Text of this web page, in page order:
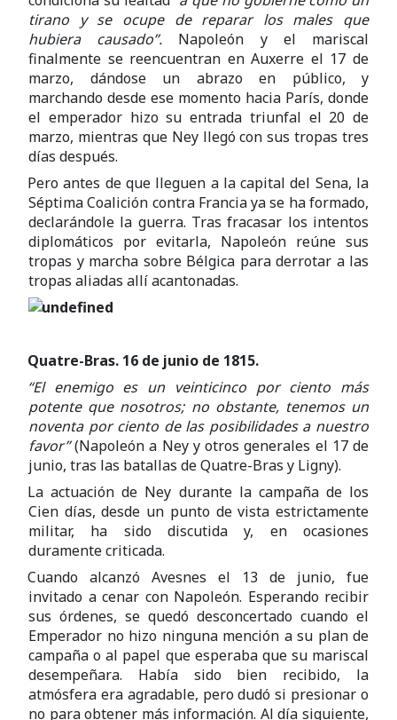
tirano y se ocupe de reparar los males que
hubiera causado”. Napoleón y el mariscal
finalmente se reencuentran en Auxerre el 17 de
marzo, dándose un abrazo en público, y
marchando desde ese momento hacia París, donde
el emperador hizo su entrada triunfal el 20 de
marzo, mientras que Ney llegó con sus tropas tres
días después.
Pero antes de que lleguen a la capital del Sena, la
Séptima Coalición contra Francia ya se ha formado,
declarándole la guerra. Tras fracasar los intentos
diplomáticos por evitarla, Napoleón reúne sus
tropas y marcha sobre Bélgica para derrotar a las
tropas aliadas allí acantonadas.
Quatre-Bras. 16 de junio de 1815.
“El enemigo es un veinticinco por ciento más
potente que nosotros; no obstante, tenemos un
noventa por ciento de las posibilidades a nuestro
favor”(Napoleón a Ney y otros generales el 17 de
junio, tras las batallas de Quatre-Bras y Ligny).
La actuación de Ney durante la campaña de los
Cien días, desde un punto de vista estrictamente
militar, ha sido discutida y, en ocasiones
duramente criticada.
Cuando alcanzó Avesnes el 13 de junio, fue
invitado a cenar con Napoleón. Esperando recibir
sus órdenes, se quedó desconcertado cuando el
Emperador no hizo ninguna mención a su plan de
campaña o al papel que esperaba que su mariscal
desempeñara. Había sido bien recibido, la
atmósfera era agradable, pero dudó si presionar o
no para obtener más información. Al día siguiente,